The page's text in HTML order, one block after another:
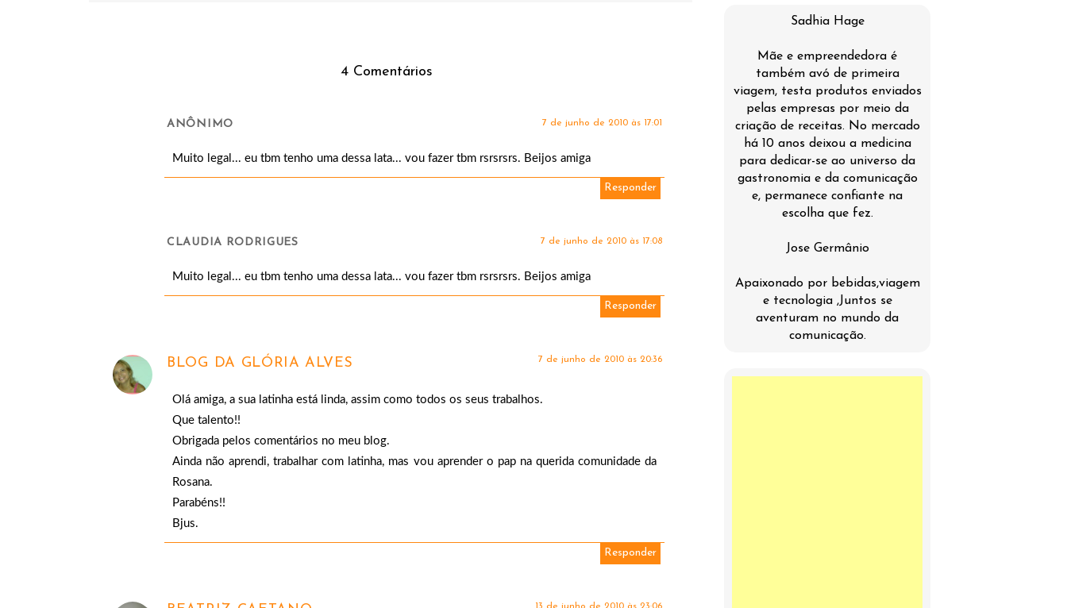
4 Comentários
ANÔNIMO 7 de junho de 2010 às 17:01
Muito legal... eu tbm tenho uma dessa lata... vou fazer tbm rsrsrsrs. Beijos amiga
Responder
CLAUDIA RODRIGUES 7 de junho de 2010 às 17:08
Muito legal... eu tbm tenho uma dessa lata... vou fazer tbm rsrsrsrs. Beijos amiga
Responder
BLOG DA GLÓRIA ALVES 7 de junho de 2010 às 20:36
Olá amiga, a sua latinha está linda, assim como todos os seus trabalhos.
Que talento!!
Obrigada pelos comentários no meu blog.
Ainda não aprendi, trabalhar com latinha, mas vou aprender o pap na querida comunidade da
Rosana.
Parabéns!!
Bjus.
Responder
Sadhia Hage
Mãe e empreendedora é
também avó de primeira
viagem, testa produtos enviados
pelas empresas por meio da
criação de receitas. No mercado
há 10 anos deixou a medicina
para dedicar-se ao universo da
gastronomia e da comunicação
e, permanece confiante na
escolha que fez.
Jose Germânio
Apaixonado por bebidas,viagem
e tecnologia ,Juntos se
aventuram no mundo da
comunicação.